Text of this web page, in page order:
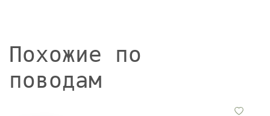
Похожие по
поводам